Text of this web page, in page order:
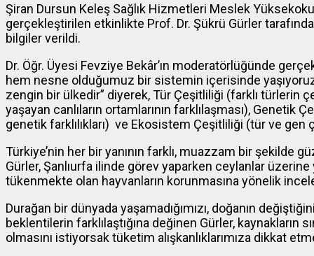
Şiran Dursun Keleş Sağlık Hizmetleri Meslek
gerçekleştirilen etkinlikte Prof. Dr. Şükrü Gürler
bilgiler verildi.
Dr. Öğr. Üyesi Fevziye Bekâr’ın moderatörlüğünde
hem nesne olduğumuz bir sistemin içerisinde
zengin bir ülkedir” diyerek, Tür Çeşitliliği (farklı türlerin
yaşayan canlıların ortamlarının farklılaşması), Genetik
genetik farklılıkları) ve Ekosistem Çeşitliliği (tür ve gen
Türkiye’nin her bir yanının farklı, muazzam bir şekilde
Gürler, Şanlıurfa ilinde görev yaparken ceylanlar
tükenmekte olan hayvanların korunmasına yönelik
Durağan bir dünyada yaşamadığımızı, doğanın
beklentilerin farklılaştığına değinen Gürler, kaynakların
olmasını istiyorsak tüketim alışkanlıklarımıza dikkat